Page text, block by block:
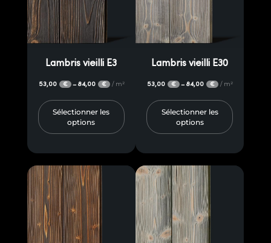
Lambris vieilli E3
53,00 € – 84,00 € / m²
Sélectionner les
options
Lambris vieilli E30
53,00 € – 84,00 € / m²
Sélectionner les
options